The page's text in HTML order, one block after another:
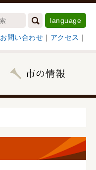
language
お問い合わせ ｜ アクセス ｜